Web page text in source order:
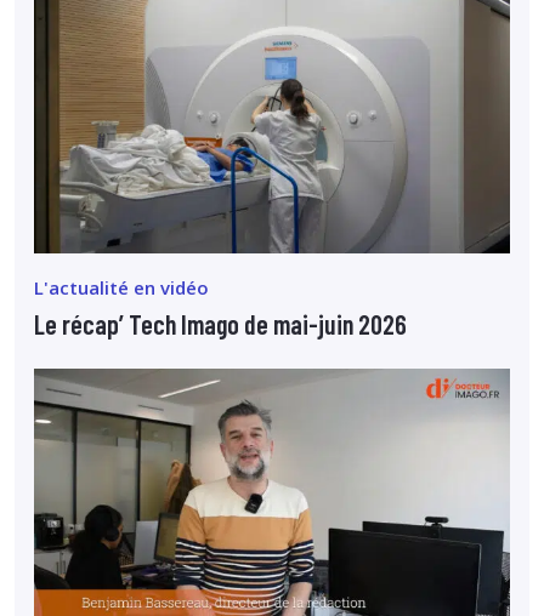
L'actualité en vidéo
Le récap’ Tech Imago de mai-juin 2026